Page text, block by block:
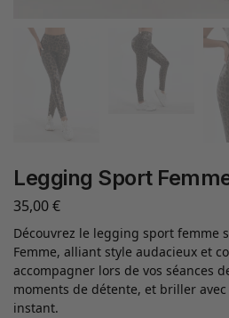
Legging Sport
35,00€
Découvrez le legging sport femme
Femme, alliant style audacieux et
accompagner lors de vos séances
moments de détente, et briller
instant.